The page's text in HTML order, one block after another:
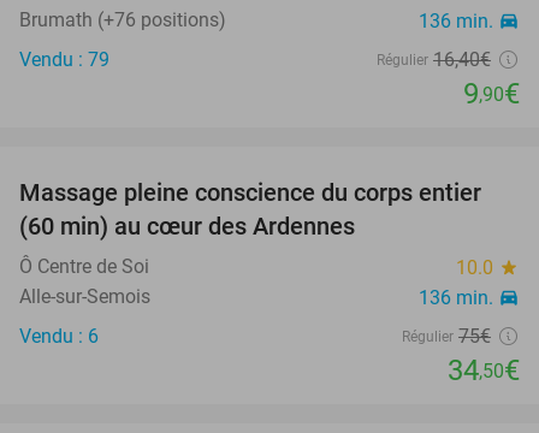
Brumath (+76 positions)
136 min. directions_car
Vendu : 79 Régulier 16,40€
9,90€
54%
Massage pleine conscience du corps entier
(60 min) au cœur des Ardennes
Ô Centre de Soi 10.0 star
Alle-sur-Semois 136 min. directions_car
Vendu : 6 Régulier 75€
34,50€